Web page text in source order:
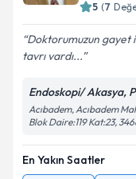
5 (7
Doktorumuzun gayet
tavrı vardı...
Endoskopi/ Akasya,
Acıbadem, Acıbadem
Blok Daire:119 Kat:23,
En Yakın Saatler